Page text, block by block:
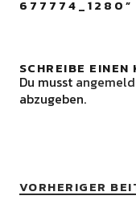
677774_1280”
SCHREIBE EINEN
Du musst
abzugeben.
VORHERIGER